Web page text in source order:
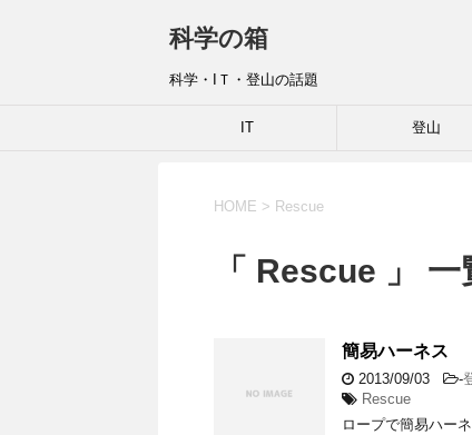
科学の箱
科学・IＴ・登山の話題
IT 登山
HOME > Rescue
「 Rescue 」 一
簡易ハーネス
2013/09/03 -
Rescue
ロープで簡易ハー